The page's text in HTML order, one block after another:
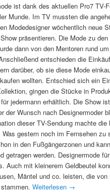
ist dank des aktuellen Pro7 TV-
Munde. Im TV mussten die
Modedesigner wöchentlich neue
präsentieren. Die Mode zu den
dann von den Mentoren rund
entschieden die
darüber, ob sie diese Mode
wollten. Entschied sich ein
gingen die Stücke in
jedermann erhältlich. Die Show
der Wunsch nach Designermoder
dieser TV-Sendung machte die
Was gestern noch im Fernsehen zu
in den Fußgängerzonen und
getragen werden. Designermode
Auch mit kleinerem Geldbeutel
Mäntel und co. leisten, die von
stammen.Weiterlesen →